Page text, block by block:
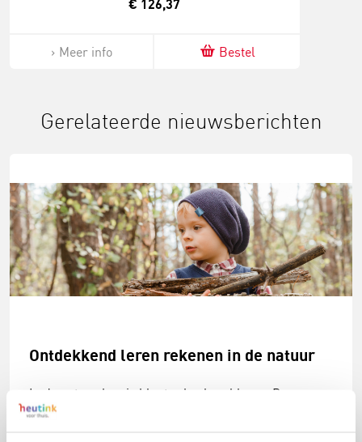
€ 126,37
Meer info Bestel
Gerelateerde nieuwsberichten
Ontdekkend leren rekenen in de natuur
In de natuur kan je kleuter heel veel leren. Door
spelenderwijs aan de slag te gaan met rekenen wordt